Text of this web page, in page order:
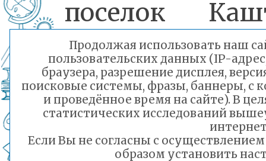
поселок
микрорайоны
Солнечный,
Чистые
Светлый,
Продолжая использовать наш
пользовательских данных (IP-
браузера, разрешение дисплея,
поисковые системы, фразы, баннеры, с
и проведённое время на сайте). В
статистических исследований
Если Вы не согласны с
образом установить